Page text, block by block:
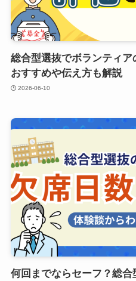
総合型選抜でボランティア
おすすめや伝え方も解説
2026-06-10
何回までならセーフ？総